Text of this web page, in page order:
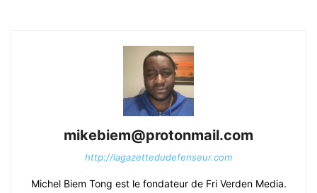
mikebiem@protonmail.com
http://lagazettedudefenseur.com
Michel Biem Tong est le fondateur de Fri Verden Media.